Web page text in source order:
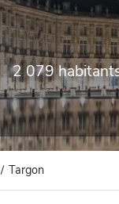
2 079
/ Targon